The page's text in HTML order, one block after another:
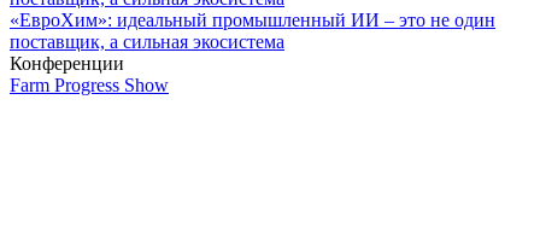
«ЕвроХим»: идеальный промышленный ИИ – это не один
поставщик, а сильная экосистема
Конференции
Farm Progress Show